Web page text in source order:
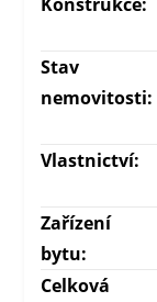
Stav
nemovitosti:
Vlastnictví:
Zařízení
bytu:
Celková